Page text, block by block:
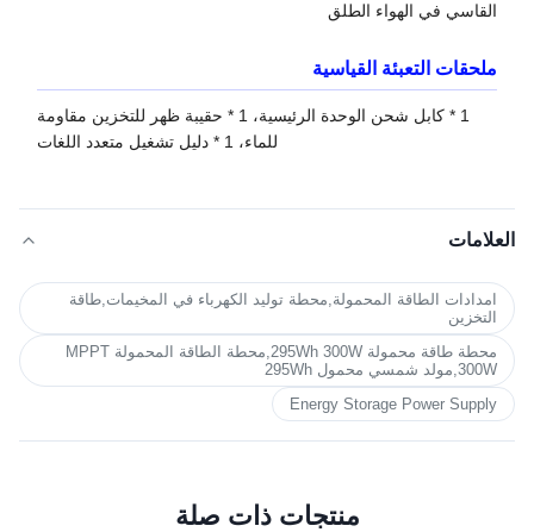
القاسي في الهواء الطلق
ملحقات التعبئة القياسية
1 * كابل شحن الوحدة الرئيسية، 1 * حقيبة ظهر للتخزين مقاومة
للماء، 1 * دليل تشغيل متعدد اللغات
العلامات
امدادات الطاقة المحمولة,محطة توليد الكهرباء في المخيمات,طاقة
التخزين
محطة طاقة محمولة 295Wh 300W,محطة الطاقة المحمولة MPPT
300W,مولد شمسي محمول 295Wh
Energy Storage Power Supply
منتجات ذات صلة